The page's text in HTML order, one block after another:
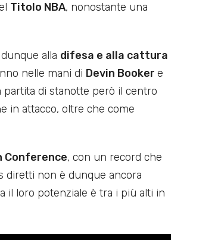
Titolo NBA, nonostante una
alla difesa e alla cattura
nelle mani di Devin Booker e
partita di stanotte però il centro
in attacco, oltre che come
Conference, con un record che
diretti non è dunque ancora
il loro potenziale è tra i più alti in